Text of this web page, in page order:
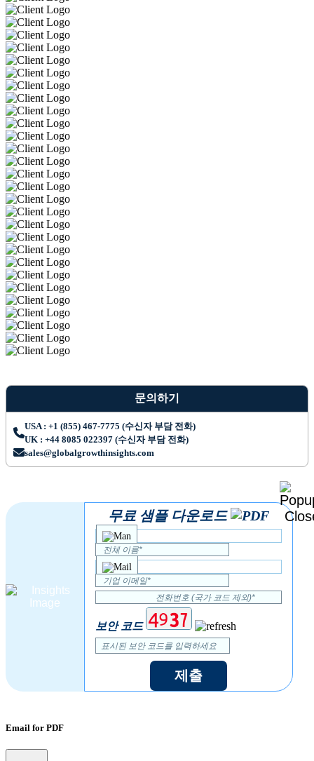
문의하기
USA : +1 (855) 467-7775 (수신자 부담 전화)
UK : +44 8085 022397 (수신자 부담 전화)
sales@globalgrowthinsights.com
무료 샘플 다운로드
보안 코드
제출
Email for PDF